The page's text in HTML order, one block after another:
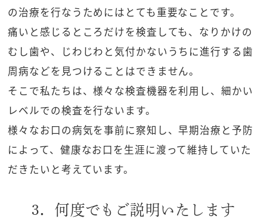
の治療を行なうためにはとても重要なことです。
痛いと感じるところだけを検査しても、なりかけの
むし歯や、じわじわと気付かないうちに進行する歯
周病などを見つけることはできません。
そこで私たちは、様々な検査機器を利用し、細かい
レベルでの検査を行ないます。
様々なお口の病気を事前に察知し、早期治療と予防
によって、健康なお口を生涯に渡って維持していた
だきたいと考えています。
3．何度でもご説明いたします